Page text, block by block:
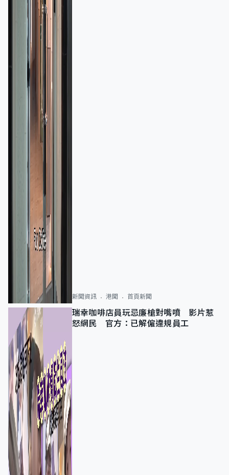
新聞資訊 港聞 首頁新聞
瑞幸咖啡店員玩忌廉槍對嘴噴 影片惹
怒網民 官方：已解僱違規員工